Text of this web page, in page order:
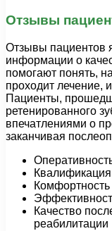
Отзывы
Отзывы пациентов
информации о
помогают понять,
проходит лечение,
Пациенты,
ретенированного
впечатлениями о
заканчивая
Качество
реабилитации